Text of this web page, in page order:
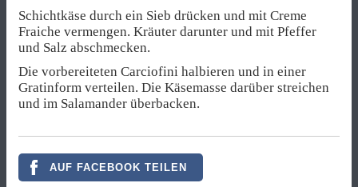
Schichtkäse durch ein Sieb drücken und mit Creme
Fraiche vermengen. Kräuter darunter und mit Pfeffer
und Salz abschmecken.
Die vorbereiteten Carciofini halbieren und in einer
Gratinform verteilen. Die Käsemasse darüber streichen
und im Salamander überbacken.
AUF FACEBOOK TEILEN